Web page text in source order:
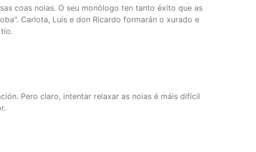
coas noias. O seu monólogo ten tanto éxito que as
Carlota, Luís e don Ricardo formarán o xurado e
Pero claro, intentar relaxar as noias é máis difícil